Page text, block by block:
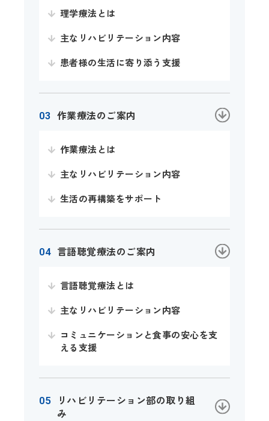
理学療法とは
主なリハビリテーション内容
患者様の生活に寄り添う支援
作業療法のご案内
作業療法とは
主なリハビリテーション内容
生活の再構築をサポート
言語聴覚療法のご案内
言語聴覚療法とは
主なリハビリテーション内容
コミュニケーションと食事の安心を支
える支援
リハビリテーション部の取り組
み